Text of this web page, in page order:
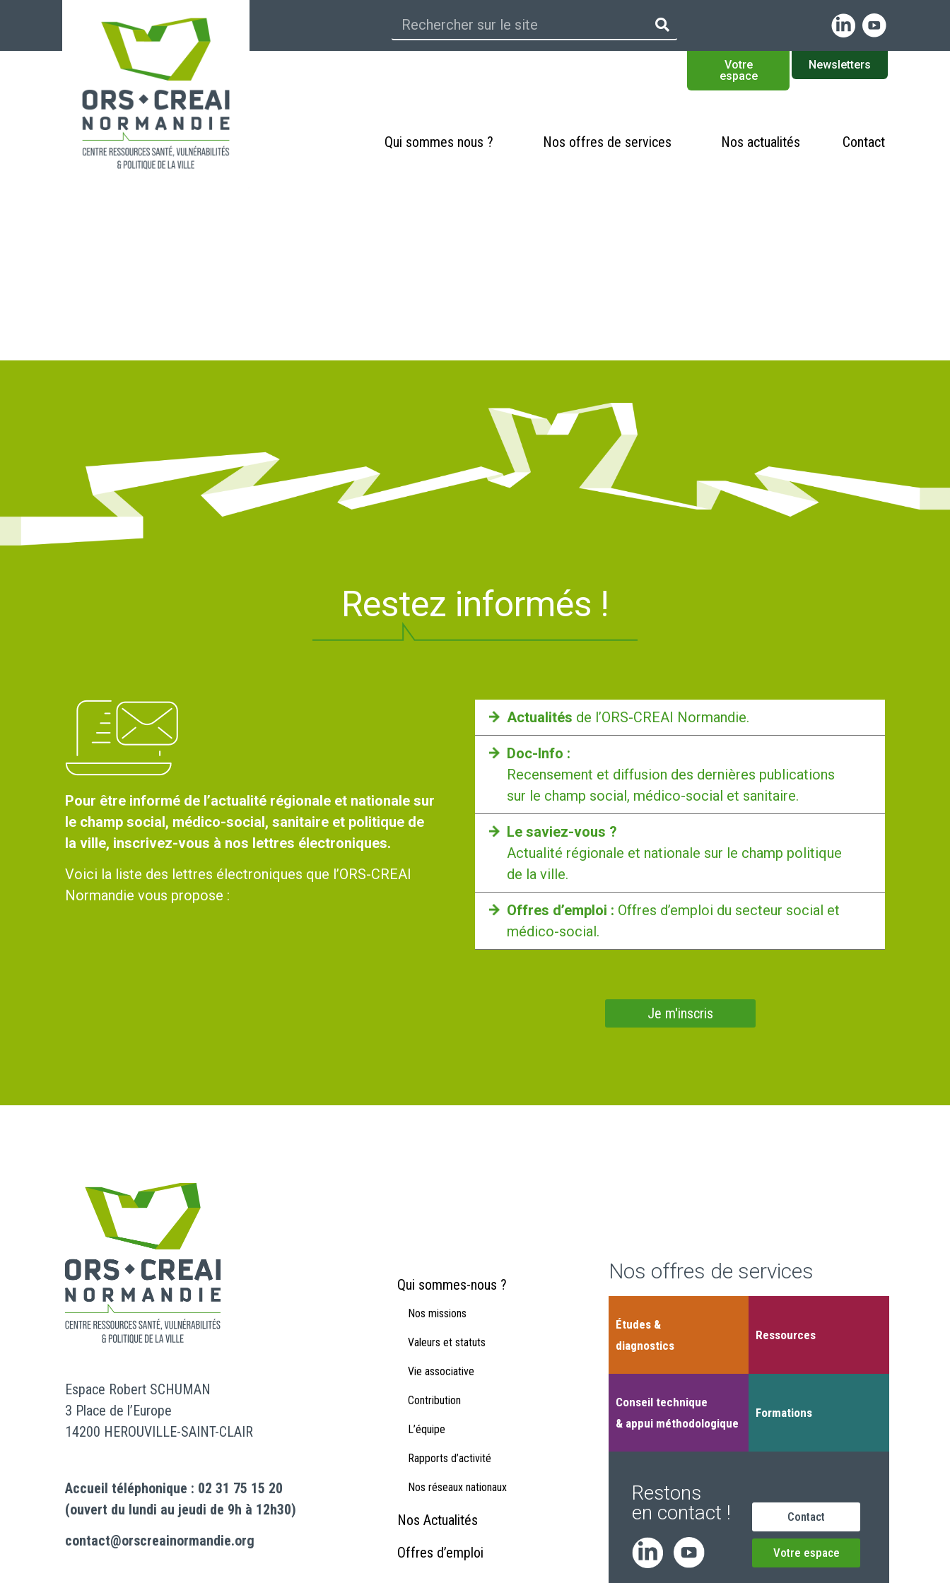
Votre
espace
Newsletters
Qui sommes nous ? Nos offres de services Nos actualités Contact
Restez informés !
Pour être informé de l’actualité régionale et nationale sur
le champ social, médico-social, sanitaire et politique de
la ville, inscrivez-vous à nos lettres électroniques.
Voici la liste des lettres électroniques que l’ORS-CREAI
Normandie vous propose :
Actualités de l’ORS-CREAI Normandie.
Doc-Info :
Recensement et diffusion des dernières publications
sur le champ social, médico-social et sanitaire.
Le saviez-vous ?
Actualité régionale et nationale sur le champ politique
de la ville.
Offres d’emploi : Offres d’emploi du secteur social et
médico-social.
Je m'inscris
Espace Robert SCHUMAN
3 Place de l’Europe
14200 HEROUVILLE-SAINT-CLAIR
Accueil téléphonique : 02 31 75 15 20
(ouvert du lundi au jeudi de 9h à 12h30)
contact@orscreainormandie.org
Qui sommes-nous ?
Nos missions
Valeurs et statuts
Vie associative
Contribution
L’équipe
Rapports d’activité
Nos réseaux nationaux
Nos Actualités
Offres d’emploi
Nos offres de services
Études &
diagnostics
Ressources
Conseil technique
& appui méthodologique
Formations
Restons
en contact !
Contact
Votre espace